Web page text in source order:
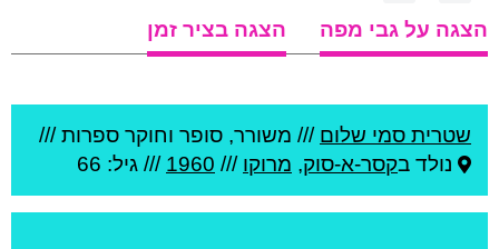
הצגה על גבי מפה
הצגה בציר זמן
שטרית סמי שלום /// משורר, סופר וחוקר ספרות ///
נולד בקסר-א-סוק, מרוקו ///
1960 /// גיל: 66